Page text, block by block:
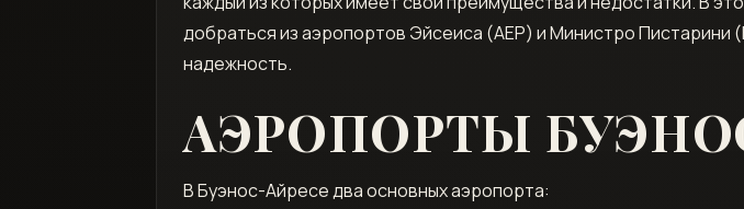
добраться из аэропортов Эйсеиса (AEP) и Министро Пистарини
надежность.
АЭРОПОРТЫ
В Буэнос-Айресе два основных аэропорта: